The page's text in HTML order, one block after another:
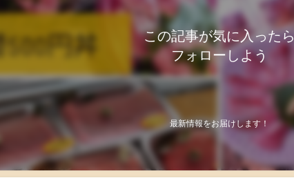
この記事が気に入ったら
フォローしよう
最新情報をお届けします！